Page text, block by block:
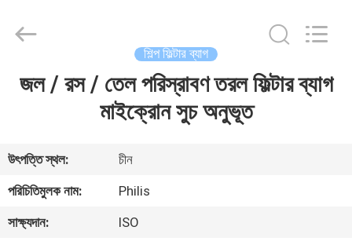
বাড়ি
আমাদের
সম্পর্কে
Technology
Reserved.
শিল্প ফিল্টার ব্যাগ
জল / রস / তেল পরিস্রাবণ তরল ফিল্টার ব্যাগ
মাইক্রোন সুচ অনুভূত
উৎপত্তি স্থল:
চীন
পরিচিতিমুলক নাম:
Philis
সাক্ষ্যদান:
ISO